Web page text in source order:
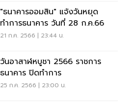
"ธนาคารออมสิน" แจ้งวันหยุด
ทำการธนาคาร วันที่ 28 ก.ค.66
21 ก.ค. 2566 | 23:44 น.
วันอาสาฬหบูชา 2566 ราชการ
ธนาคาร ปิดทำการ
25 ก.ค. 2566 | 23:00 น.